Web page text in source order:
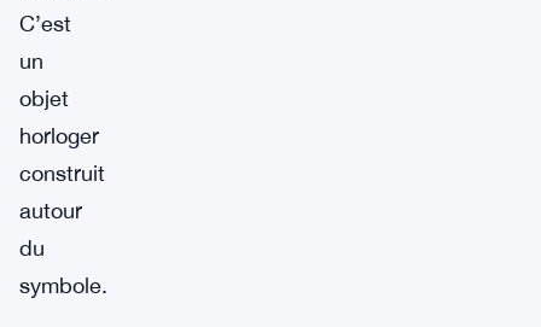
C’est
un
objet
horloger
construit
autour
du
symbole.